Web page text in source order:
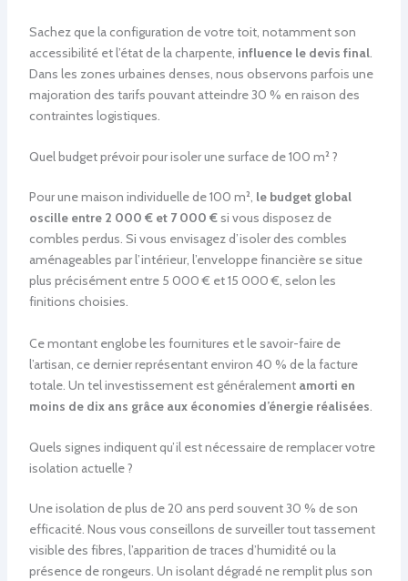
Sachez que la configuration de votre toit, notamment son
accessibilité et l’état de la charpente, influence le devis final.
Dans les zones urbaines denses, nous observons parfois une
majoration des tarifs pouvant atteindre 30 % en raison des
contraintes logistiques.
Quel budget prévoir pour isoler une surface de 100 m² ?
Pour une maison individuelle de 100 m², le budget global
oscille entre 2 000 € et 7 000 €si vous disposez de
combles perdus. Si vous envisagez d’isoler des combles
aménageables par l’intérieur, l’enveloppe financière se situe
plus précisément entre 5 000 € et 15 000 €, selon les
finitions choisies.
Ce montant englobe les fournitures et le savoir-faire de
l’artisan, ce dernier représentant environ 40 % de la facture
totale. Un tel investissement est généralement amorti en
moins de dix ans grâce aux économies d’énergie réalisées.
Quels signes indiquent qu’il est nécessaire de remplacer votre
isolation actuelle ?
Une isolation de plus de 20 ans perd souvent 30 % de son
efficacité. Nous vous conseillons de surveiller tout tassement
visible des fibres, l’apparition de traces d’humidité ou la
présence de rongeurs. Un isolant dégradé ne remplit plus son